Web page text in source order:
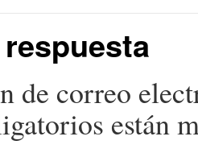
de correo
están